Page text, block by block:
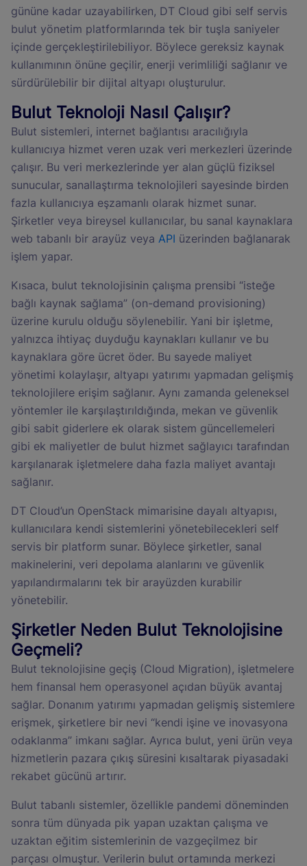
gününe kadar uzayabilirken, DT Cloud gibi self servis
bulut yönetim platformlarında tek bir tuşla saniyeler
içinde gerçekleştirilebiliyor. Böylece gereksiz kaynak
kullanımının önüne geçilir, enerji verimliliği sağlanır ve
sürdürülebilir bir dijital altyapı oluşturulur.
Bulut Teknoloji Nasıl Çalışır?
Bulut sistemleri, internet bağlantısı aracılığıyla
kullanıcıya hizmet veren uzak veri merkezleri üzerinde
çalışır. Bu veri merkezlerinde yer alan güçlü fiziksel
sunucular, sanallaştırma teknolojileri sayesinde birden
fazla kullanıcıya eşzamanlı olarak hizmet sunar.
Şirketler veya bireysel kullanıcılar, bu sanal kaynaklara
web tabanlı bir arayüz veya API üzerinden bağlanarak
işlem yapar.
Kısaca, bulut teknolojisinin çalışma prensibi “isteğe
bağlı kaynak sağlama” (on-demand provisioning)
üzerine kurulu olduğu söylenebilir. Yani bir işletme,
yalnızca ihtiyaç duyduğu kaynakları kullanır ve bu
kaynaklara göre ücret öder. Bu sayede maliyet
yönetimi kolaylaşır, altyapı yatırımı yapmadan gelişmiş
teknolojilere erişim sağlanır. Aynı zamanda geleneksel
yöntemler ile karşılaştırıldığında, mekan ve güvenlik
gibi sabit giderlere ek olarak sistem güncellemeleri
gibi ek maliyetler de bulut hizmet sağlayıcı tarafından
karşılanarak işletmelere daha fazla maliyet avantajı
sağlanır.
DT Cloud’un OpenStack mimarisine dayalı altyapısı,
kullanıcılara kendi sistemlerini yönetebilecekleri self
servis bir platform sunar. Böylece şirketler, sanal
makinelerini, veri depolama alanlarını ve güvenlik
yapılandırmalarını tek bir arayüzden kurabilir
yönetebilir.
Şirketler Neden Bulut Teknolojisine
Geçmeli?
Bulut teknolojisine geçiş (Cloud Migration), işletmelere
hem finansal hem operasyonel açıdan büyük avantaj
sağlar. Donanım yatırımı yapmadan gelişmiş sistemlere
erişmek, şirketlere bir nevi “kendi işine ve inovasyona
odaklanma” imkanı sağlar. Ayrıca bulut, yeni ürün veya
hizmetlerin pazara çıkış süresini kısaltarak piyasadaki
rekabet gücünü artırır.
Bulut tabanlı sistemler, özellikle pandemi döneminden
sonra tüm dünyada pik yapan uzaktan çalışma ve
uzaktan eğitim sistemlerinin de vazgeçilmez bir
parçası olmuştur. Verilerin bulut ortamında merkezi